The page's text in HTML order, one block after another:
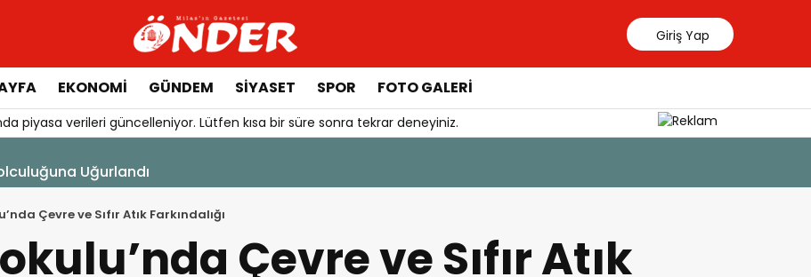
Giriş Yap
EKONOMİ GÜNDEM SİYASET SPOR FOTO GALERİ
piyasa verileri güncelleniyor. Lütfen kısa bir süre sonra tekrar deneyiniz.
Başladı
Çevre ve Sıfır Atık Farkındalığı
Çevre ve Sıfır Atık